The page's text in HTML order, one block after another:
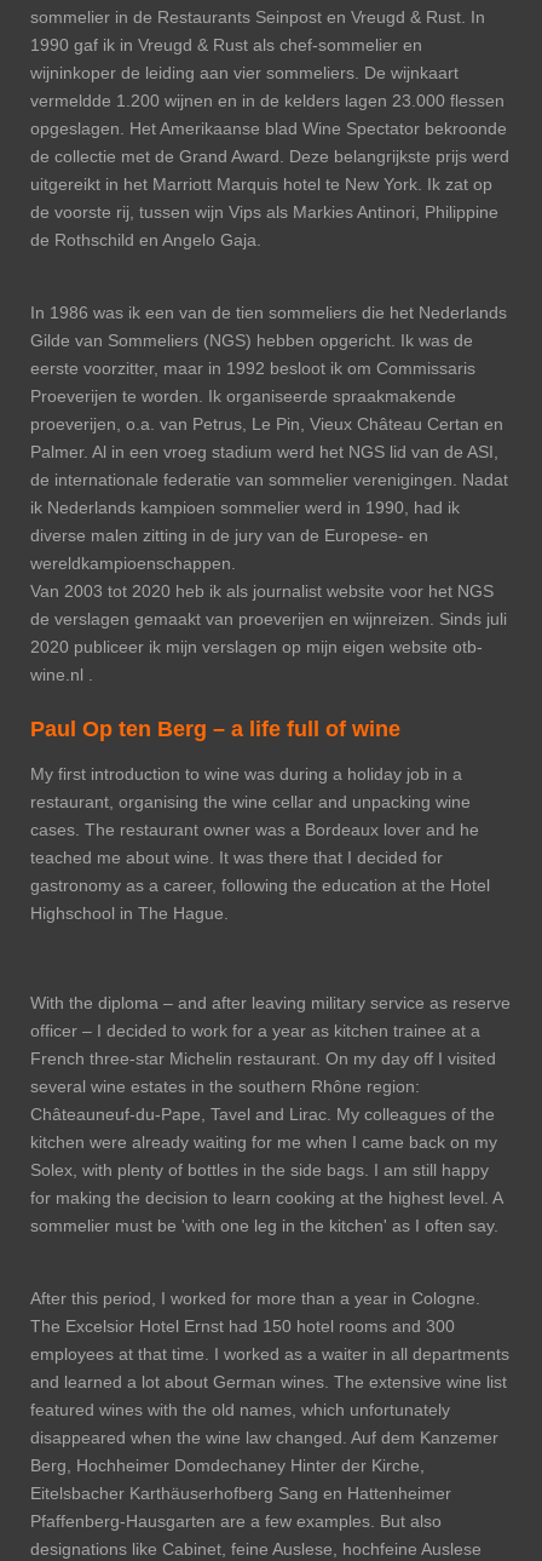
sommelier in de Restaurants Seinpost en Vreugd & Rust. In
1990 gaf ik in Vreugd & Rust als chef-sommelier en
wijninkoper de leiding aan vier sommeliers. De wijnkaart
vermeldde 1.200 wijnen en in de kelders lagen 23.000 flessen
opgeslagen. Het Amerikaanse blad Wine Spectator bekroonde
de collectie met de Grand Award. Deze belangrijkste prijs werd
uitgereikt in het Marriott Marquis hotel te New York. Ik zat op
de voorste rij, tussen wijn Vips als Markies Antinori, Philippine
de Rothschild en Angelo Gaja.
In 1986 was ik een van de tien sommeliers die het Nederlands
Gilde van Sommeliers (NGS) hebben opgericht. Ik was de
eerste voorzitter, maar in 1992 besloot ik om Commissaris
Proeverijen te worden. Ik organiseerde spraakmakende
proeverijen, o.a. van Petrus, Le Pin, Vieux Château Certan en
Palmer. Al in een vroeg stadium werd het NGS lid van de ASI,
de internationale federatie van sommelier verenigingen. Nadat
ik Nederlands kampioen sommelier werd in 1990, had ik
diverse malen zitting in de jury van de Europese- en
wereldkampioenschappen.
Van 2003 tot 2020 heb ik als journalist website voor het NGS
de verslagen gemaakt van proeverijen en wijnreizen. Sinds juli
2020 publiceer ik mijn verslagen op mijn eigen website otb-
wine.nl .
Paul Op ten Berg – a life full of wine
My first introduction to wine was during a holiday job in a
restaurant, organising the wine cellar and unpacking wine
cases. The restaurant owner was a Bordeaux lover and he
teached me about wine. It was there that I decided for
gastronomy as a career, following the education at the Hotel
Highschool in The Hague.
With the diploma – and after leaving military service as reserve
officer – I decided to work for a year as kitchen trainee at a
French three-star Michelin restaurant. On my day off I visited
several wine estates in the southern Rhône region:
Châteauneuf-du-Pape, Tavel and Lirac. My colleagues of the
kitchen were already waiting for me when I came back on my
Solex, with plenty of bottles in the side bags. I am still happy
for making the decision to learn cooking at the highest level. A
sommelier must be 'with one leg in the kitchen' as I often say.
After this period, I worked for more than a year in Cologne.
The Excelsior Hotel Ernst had 150 hotel rooms and 300
employees at that time. I worked as a waiter in all departments
and learned a lot about German wines. The extensive wine list
featured wines with the old names, which unfortunately
disappeared when the wine law changed. Auf dem Kanzemer
Berg, Hochheimer Domdechaney Hinter der Kirche,
Eitelsbacher Karthäuserhofberg Sang en Hattenheimer
Pfaffenberg-Hausgarten are a few examples. But also
designations like Cabinet, feine Auslese, hochfeine Auslese